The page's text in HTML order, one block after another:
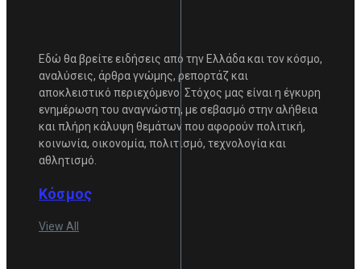
Εδώ θα βρείτε ειδήσεις από την Ελλάδα και τον κόσμο,
αναλύσεις, άρθρα γνώμης, ρεπορτάζ και
αποκλειστικό περιεχόμενο. Στόχος μας είναι η έγκυρη
ενημέρωση του αναγνώστη, με σεβασμό στην αλήθεια
και πλήρη κάλυψη θεμάτων που αφορούν πολιτική,
κοινωνία, οικονομία, πολιτισμό, τεχνολογία και
αθλητισμό.
Κόσμος
View All